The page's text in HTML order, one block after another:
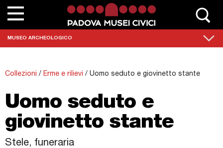
MUSEO ARCHEOLOGICO
Chi siamo
Sedi monumentali
Scuole
Collezioni / Erme e rilievi / Uomo seduto e giovinetto stante
Uomo seduto e
giovinetto stante
Stele, funeraria